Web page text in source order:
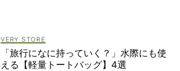
VERY STORE
「旅行になに持っていく？」水際にも使
える【軽量トートバッグ】4選